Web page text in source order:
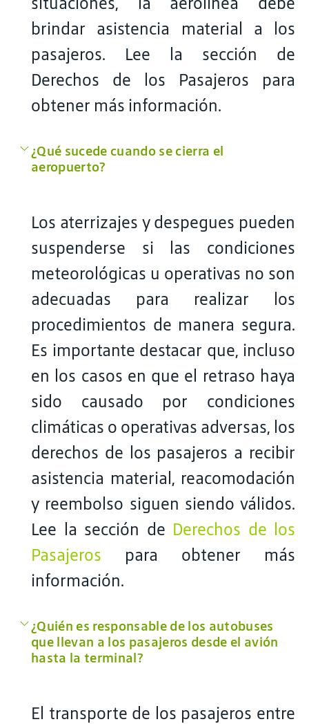
brindar asistencia material a los
pasajeros. Lee la sección de
Derechos de los Pasajeros para
obtener más información.
¿Qué sucede cuando se cierra el
aeropuerto?
Los aterrizajes y despegues pueden
suspenderse si las condiciones
meteorológicas u operativas no son
adecuadas para realizar los
procedimientos de manera segura.
Es importante destacar que, incluso
en los casos en que el retraso haya
sido causado por condiciones
climáticas o operativas adversas, los
derechos de los pasajeros a recibir
asistencia material, reacomodación
y reembolso siguen siendo válidos.
Lee la sección de Derechos de los
Pasajeros para obtener más
información.
¿Quién es responsable de los autobuses
que llevan a los pasajeros desde el avión
hasta la terminal?
El transporte de los pasajeros entre